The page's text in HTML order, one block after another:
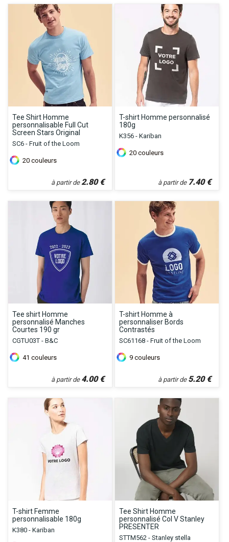
Tee Shirt Homme
personnalisable Full Cut
Screen Stars Original
SC6 - Fruit of the Loom
20 couleurs
à partir de2.80€
T-shirt Homme personnalisé
180g
K356 - Kariban
20 couleurs
à partir de 7.40€
Tee shirt Homme
personnalisé Manches
Courtes 190 gr
CGTU03T - B&C
41 couleurs
à partir de 4.00€
T-shirt Homme à
personnaliser Bords
Contrastés
SC61168 - Fruit of the Loom
9 couleurs
à partir de 5.20€
T-shirt Femme
personnalisable 180g
K380 - Kariban
Tee Shirt Homme
personnalisé Col V Stanley
PRESENTER
STTM562 - Stanley stella